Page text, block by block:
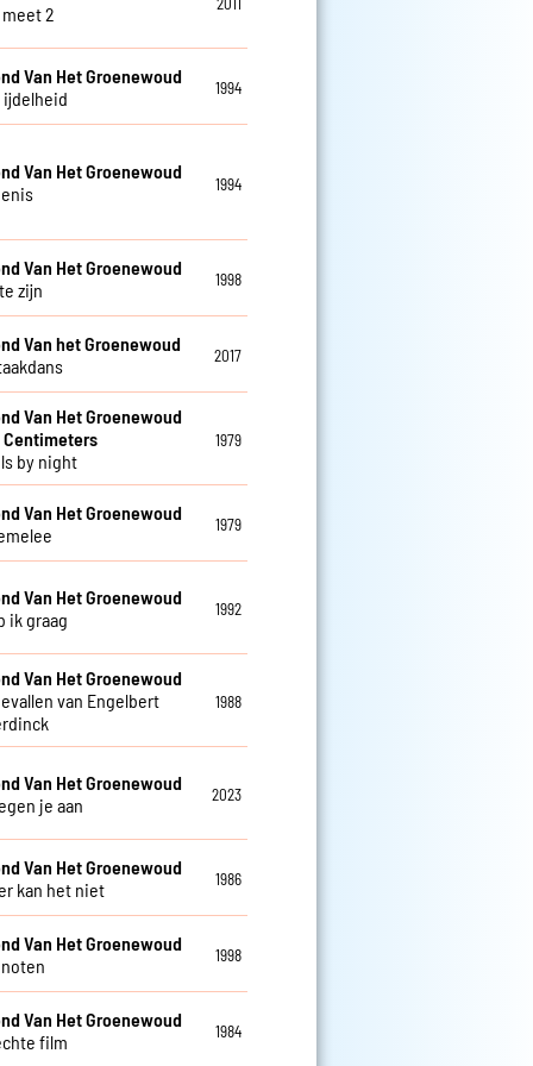
2
2011
Van Het Groenewoud
ijdelheid
1994
Van Het Groenewoud
1994
Van Het Groenewoud
zijn
1998
Van het Groenewoud
2017
Van Het Groenewoud
Centimeters
by night
1979
Van Het Groenewoud
1979
Van Het Groenewoud
ik graag
1992
Van Het Groenewoud
van Engelbert
1988
Van Het Groenewoud
je aan
2023
Van Het Groenewoud
kan het niet
1986
Van Het Groenewoud
1998
Van Het Groenewoud
film
1984